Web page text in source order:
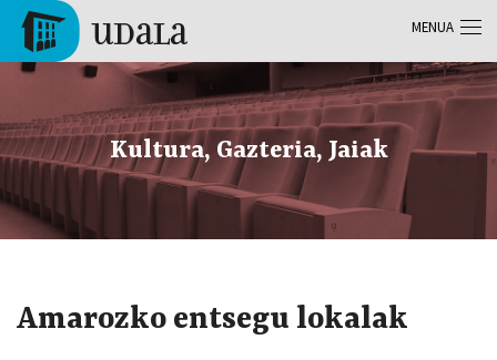
Skip to main content
Tolosa
Kultura, Gazteria, Jaiak
Amarozko entsegu lokalak
MENUA